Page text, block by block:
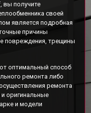
вы получите
своей
является подробная
причины
повреждения, трещины
оптимальный способ
ремонта либо
ремонта
оригинальные
и модели